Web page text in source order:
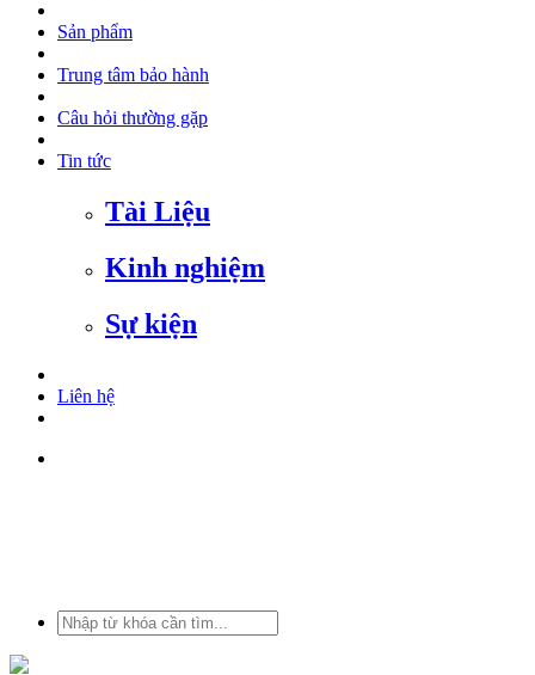
Sản phẩm
Trung tâm bảo hành
Câu hỏi thường gặp
Tin tức
Tài Liệu
Kinh nghiệm
Sự kiện
Liên hệ